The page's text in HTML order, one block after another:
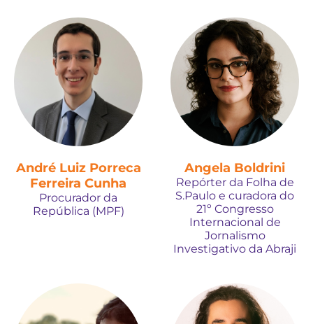
André Luiz Porreca
Ferreira Cunha
Procurador da
República (MPF)
Angela Boldrini
Repórter da Folha de
S.Paulo e curadora do
21º Congresso
Internacional de
Jornalismo
Investigativo da Abraji